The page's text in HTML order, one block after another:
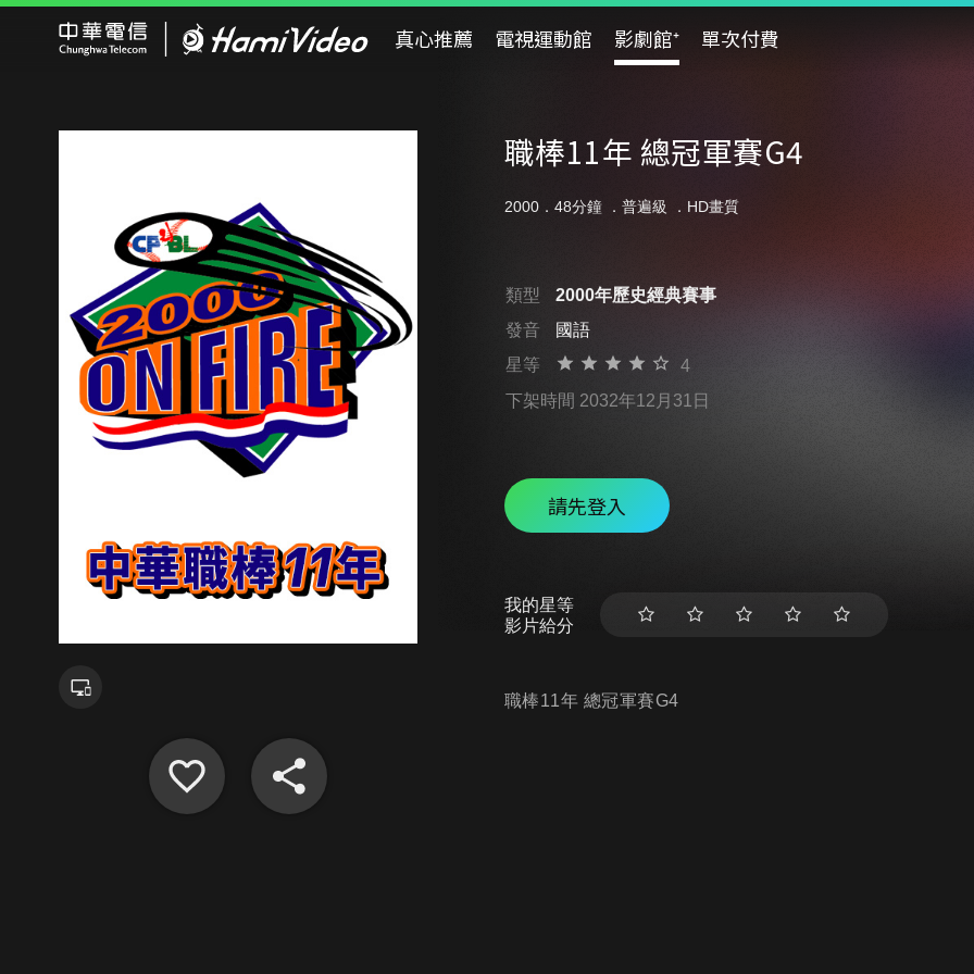
真心推薦 電視運動館 影劇館⁺ 單次付費
職棒11年 總冠軍賽G4
2000．48分鐘 ． 普遍級 ．HD畫質
類型
2000年歷史經典賽事
發音
國語
星等
4
下架時間 2032年12月31日
請先登入
我的星等
影片給分
職棒11年 總冠軍賽G4